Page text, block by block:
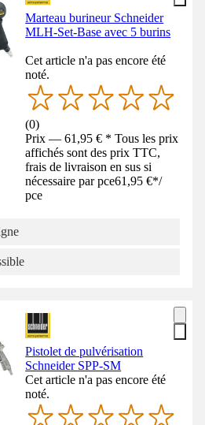
Marteau burineur Schneider
MLH-Set-Base avec 5 burins
Cet article n'a pas encore été
noté.
(0)
Prix — 61,95 € * Tous les prix
affichés sont des prix TTC,
frais de livraison en sus si
nécessaire par pce61,95 €*/
pce
Pistolet de pulvérisation
Schneider SPP-SM
Cet article n'a pas encore été
noté.